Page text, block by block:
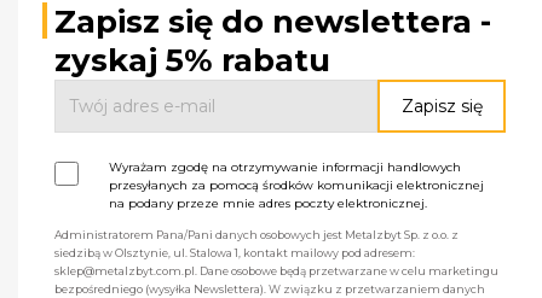
Zapisz się do newslettera -
zyskaj 5% rabatu
Wyrażam zgodę na otrzymywanie informacji handlowych
przesyłanych za pomocą środków komunikacji elektronicznej
na podany przeze mnie adres poczty elektronicznej.
Administratorem Pana/Pani danych osobowych jest Metalzbyt Sp. z o.o. z
siedzibą w Olsztynie, ul. Stalowa 1, kontakt mailowy pod adresem:
sklep@metalzbyt.com.pl. Dane osobowe będą przetwarzane w celu marketingu
bezpośredniego (wysyłka Newslettera). W związku z przetwarzaniem danych